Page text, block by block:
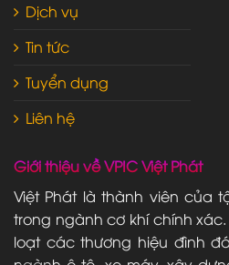
Dịch vụ
Tin tức
Tuyển dụng
Liên hệ
Giới thiệu về VPIC Việt Phát
Việt Phát là thành viên của
trong ngành cơ khí chính
loạt các thương hiệu đình